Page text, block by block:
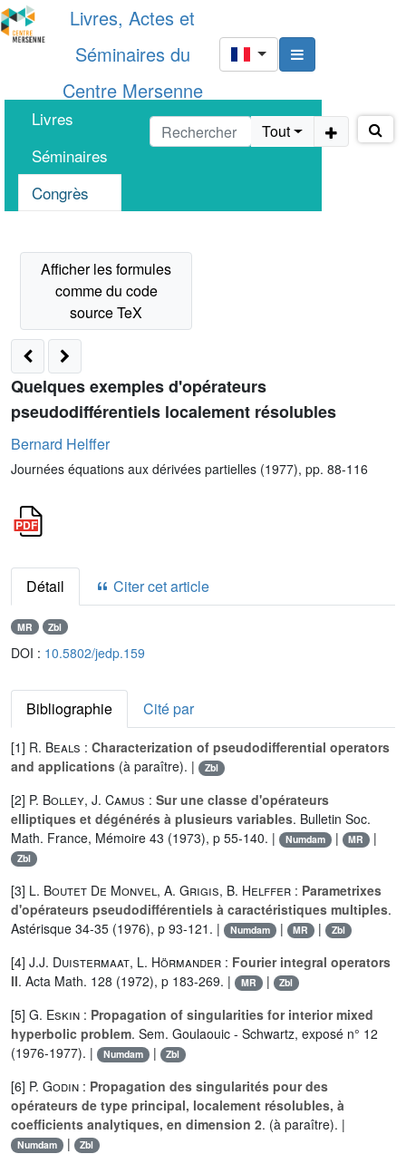
Livres, Actes et
Séminaires du
Centre Mersenne
Livres
Séminaires
Congrès
Tout
Quelques exemples d'opérateurs
pseudodifférentiels localement résolubles
Bernard Helffer
Journées équations aux dérivées partielles (1977), pp. 88-116
Détail Citer cet article
MR Zbl
DOI : 10.5802/jedp.159
Bibliographie Cité par
[1] R. Beals : Characterization of pseudodifferential operators
and applications (à paraître). | Zbl
[2] P. Bolley, J. Camus : Sur une classe d'opérateurs
elliptiques et dégénérés à plusieurs variables. Bulletin Soc.
Math. France, Mémoire 43 (1973), p 55-140. |
Numdam | MR |
Zbl
[3] L. Boutet De Monvel, A. Grigis, B. Helffer : Parametrixes
d'opérateurs pseudodifférentiels à caractéristiques multiples.
Astérisque 34-35 (1976), p 93-121. |
Numdam | MR | Zbl
[4] J.J. Duistermaat, L. Hörmander : Fourier integral operators
II. Acta Math. 128 (1972), p 183-269. | MR | Zbl
[5] G. Eskin : Propagation of singularities for interior mixed
hyperbolic problem. Sem. Goulaouic - Schwartz, exposé n° 12
(1976-1977). |
Numdam | Zbl
[6] P. Godin : Propagation des singularités pour des
opérateurs de type principal, localement résolubles, à
coefficients analytiques, en dimension 2. (à paraître). |
Numdam | Zbl